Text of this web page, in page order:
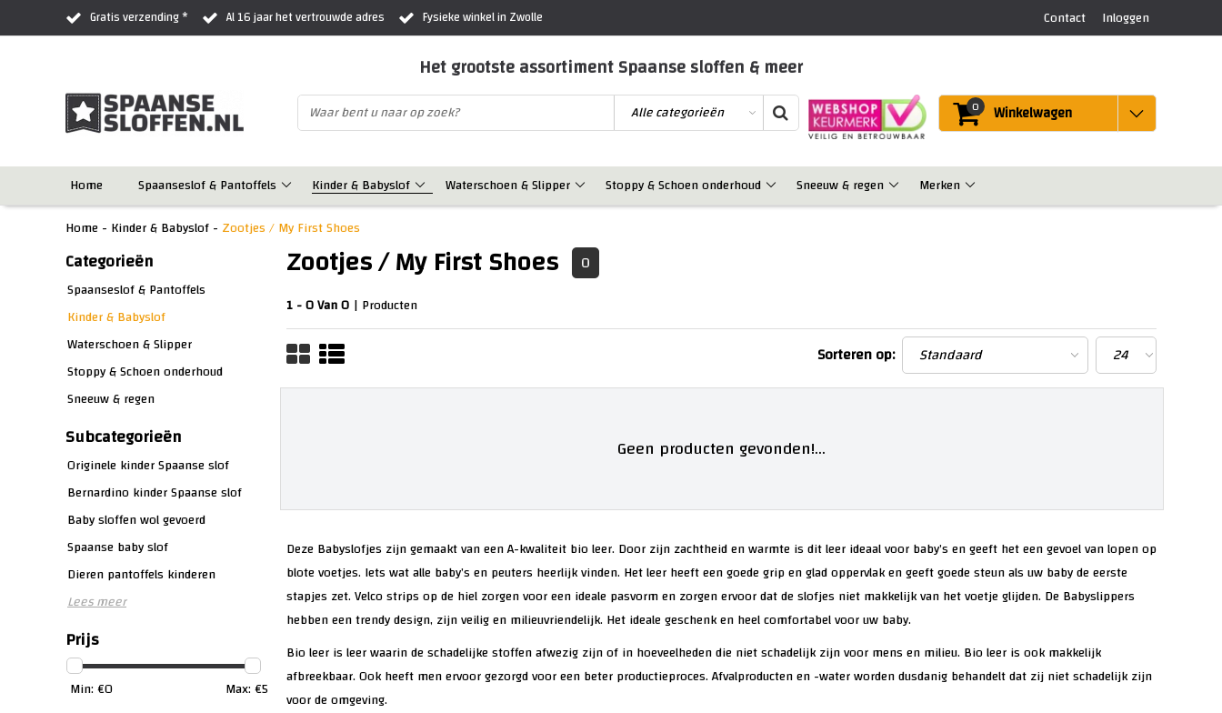
Gratis verzending * Al 16 jaar het vertrouwde adres Fysieke winkel in Zwolle Contact Inloggen
0 Winkelwagen
Home Spaanseslof & Pantoffels Kinder & Babyslof Waterschoen & Slipper Stoppy & Schoen onderhoud Sneeuw & regen Merken
Het grootste assortiment Spaanse sloffen & meer
Home - Kinder & Babyslof- Zootjes / My First Shoes
Categorieën
Spaanseslof & Pantoffels
Kinder & Babyslof
Waterschoen & Slipper
Stoppy & Schoen onderhoud
Sneeuw & regen
Subcategorieën
Originele kinder Spaanse slof
Bernardino kinder Spaanse slof
Baby sloffen wol gevoerd
Spaanse baby slof
Dieren pantoffels kinderen
Lees meer
Prijs
Min: €0 Max: €5
Zootjes / My First Shoes 0
1 - 0 Van 0 | Producten
Sorteren op:
Geen producten gevonden!...
Deze Babyslofjes zijn gemaakt van een A-kwaliteit bio leer. Door zijn zachtheid en warmte is dit leer ideaal voor baby’s en geeft het een gevoel van lopen op
blote voetjes. Iets wat alle baby’s en peuters heerlijk vinden. Het leer heeft een goede grip en glad oppervlak en geeft goede steun als uw baby de eerste
stapjes zet. Velco strips op de hiel zorgen voor een ideale pasvorm en zorgen ervoor dat de slofjes niet makkelijk van het voetje glijden. De Babyslippers
hebben een trendy design, zijn veilig en milieuvriendelijk. Het ideale geschenk en heel comfortabel voor uw baby.
Bio leer is leer waarin de schadelijke stoffen afwezig zijn of in hoeveelheden die niet schadelijk zijn voor mens en milieu. Bio leer is ook makkelijk
afbreekbaar. Ook heeft men ervoor gezorgd voor een beter productieproces. Afvalproducten en -water worden dusdanig behandelt dat zij niet schadelijk zijn
voor de omgeving.